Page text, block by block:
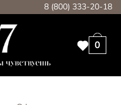
8 (800) 333-20-18
0